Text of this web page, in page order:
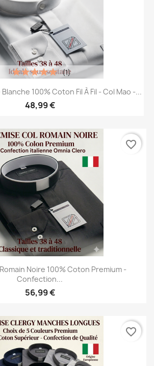
100% Coton Fil À Fil - Col Mao -...
48,99 €
(1)
Noire 100% Coton Premium -
Confection...
56,99 €
favorite_border
favorite_border